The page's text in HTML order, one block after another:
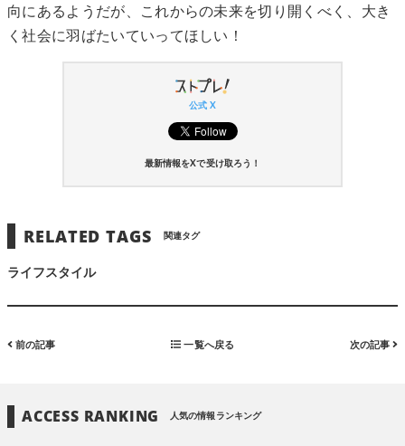
向にあるようだが、これからの未来を切り開くべく、大き
く社会に羽ばたいていってほしい！
公式 X
最新情報をXで受け取ろう！
RELATED TAGS 関連タグ
ライフスタイル
前の記事 一覧へ戻る 次の記事
ACCESS RANKING 人気の情報ランキング